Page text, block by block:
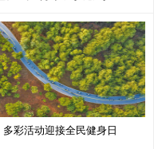
多彩活动迎接全民健身日